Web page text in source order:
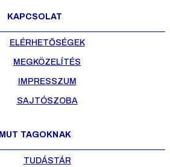
KAPCSOLAT
ELÉRHETŐSÉGEK
MEGKÖZELÍTÉS
IMPRESSZUM
SAJTÓSZOBA
MUT TAGOKNAK
TUDÁSTÁR